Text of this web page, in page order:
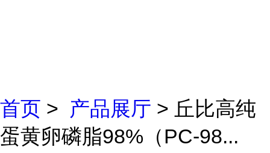
首页 > 产品展厅 > 丘比高纯
蛋黄卵磷脂98%（PC-98...